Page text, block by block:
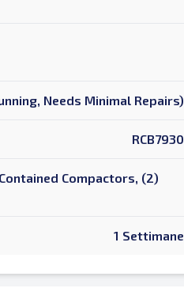
Needs Minimal Repairs)
RCB7930
Compactors, (2)
1 Settimane